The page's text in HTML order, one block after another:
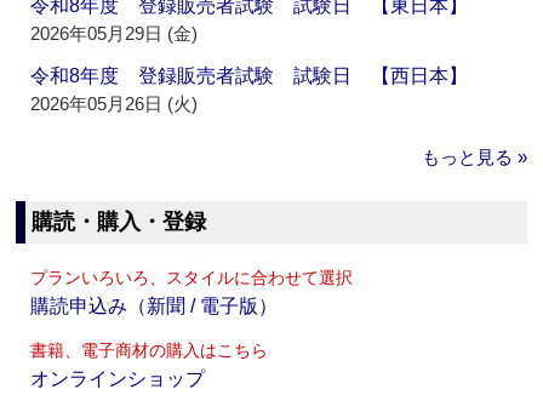
令和8年度 登録販売者試験 試験日 【東日本】
2026年05月29日 (金)
令和8年度 登録販売者試験 試験日 【西日本】
2026年05月26日 (火)
もっと見る »
購読・購入・登録
プランいろいろ、スタイルに合わせて選択
購読申込み（新聞 / 電子版）
書籍、電子商材の購入はこちら
オンラインショップ